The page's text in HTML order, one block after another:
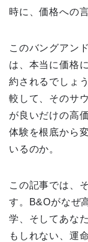
時に、価格への
このバングアン
は、本当に価格
約されるでしょ
較して、そのサ
が良いだけの高
体験を根底から
いるのか。
この記事では、
す。B&Oがなぜ
学、そしてあな
もしれない、運